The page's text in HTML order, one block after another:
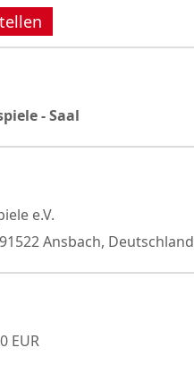
- Saal
e.V.
Ansbach, Deutschland
EUR